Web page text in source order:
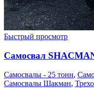
Быстрый просмотр
Самосвал
Самосвалы - 25 тонн,
Самосвалы Шакман,